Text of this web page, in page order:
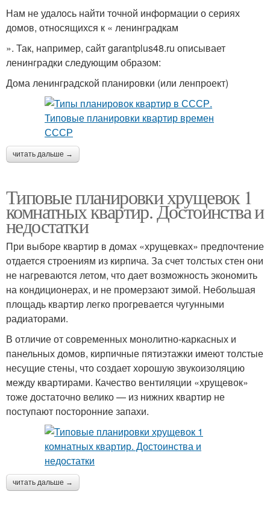
Нам не удалось найти точной информации о сериях
домов, относящихся к « ленинградкам
». Так, например, сайт garantplus48.ru описывает
ленинградки следующим образом:
Дома ленинградской планировки (или ленпроект)
читать дальше →
Типовые планировки хрущевок 1
комнатных квартир. Достоинства и
недостатки
При выборе квартир в домах «хрущевках» предпочтение
отдается строениям из кирпича. За счет толстых стен они
не нагреваются летом, что дает возможность экономить
на кондиционерах, и не промерзают зимой. Небольшая
площадь квартир легко прогревается чугунными
радиаторами.
В отличие от современных монолитно-каркасных и
панельных домов, кирпичные пятиэтажки имеют толстые
несущие стены, что создает хорошую звукоизоляцию
между квартирами. Качество вентиляции «хрущевок»
тоже достаточно велико — из нижних квартир не
поступают посторонние запахи.
читать дальше →